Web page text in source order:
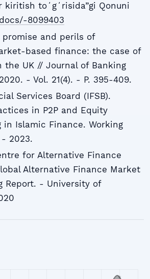
kiritish toʻgʻrisida”gi Qonuni
8099403
promise and perils of
based finance: the case of
the UK // Journal of Banking
- Vol. 21(4). - P. 395-409.
Services Board (IFSB).
in P2P and Equity
in Islamic Finance. Working
- 2023.
for Alternative Finance
Alternative Finance Market
Report. - University of